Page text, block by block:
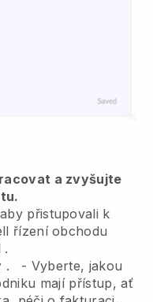
a zvyšujte
přistupovali k
řízení obchodu
.
. - Vyberte, jakou
mají přístup, ať